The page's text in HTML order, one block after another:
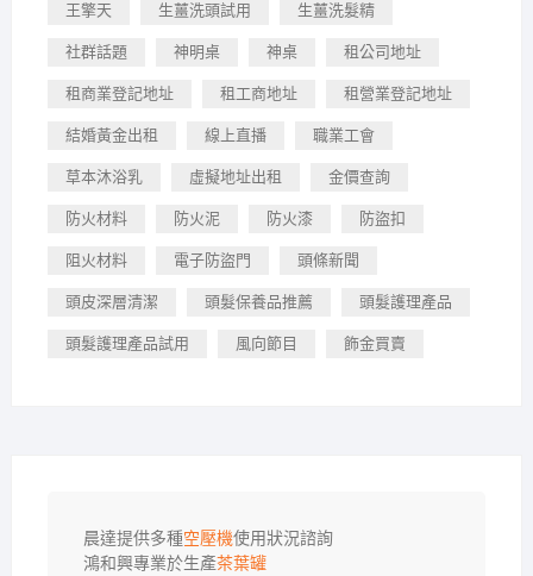
王擎天 生薑洗頭試用 生薑洗髮精
社群話題 神明桌 神桌 租公司地址
租商業登記地址 租工商地址 租營業登記地址
結婚黃金出租 線上直播 職業工會
草本沐浴乳 虛擬地址出租 金價查詢
防火材料 防火泥 防火漆 防盜扣
阻火材料 電子防盜門 頭條新聞
頭皮深層清潔 頭髮保養品推薦 頭髮護理產品
頭髮護理產品試用 風向節目 飾金買賣
晨達提供多種空壓機使用狀況諮詢
鴻和興專業於生產茶葉罐